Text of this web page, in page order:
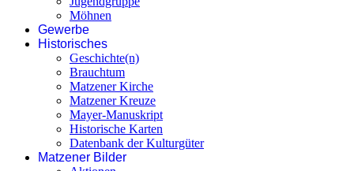
Möhnen
Gewerbe
Historisches
Geschichte(n)
Brauchtum
Matzener Kirche
Matzener Kreuze
Mayer-Manuskript
Historische Karten
Datenbank der Kulturgüter
Matzener Bilder